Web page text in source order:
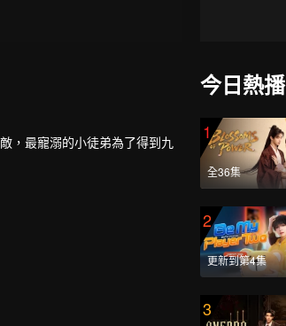
，最寵溺的小徒弟為了得到九
明真相，毅然在十四歲那年
今日熱播
1
全36集
2
更新到第4集
3